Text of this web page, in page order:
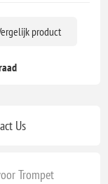
product
Us
Trompet